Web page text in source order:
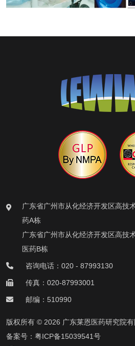
广东省广州市从化经济开发区高技
药A栋
广东省广州市从化经济开发区高技
医药B栋
咨询电话：020 - 87993130
传真：020-87993001
邮编：510990
版权所有 © 2026 广东莱恩医药研究院有
备案号： 粤ICP备15039541号